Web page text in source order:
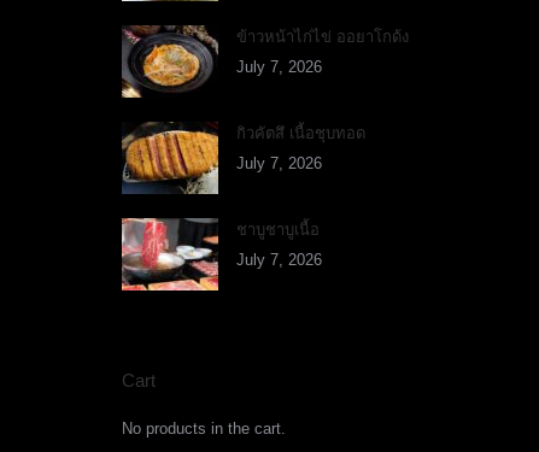
ข้าวหน้าไก่ไข่ ออยาโกด้ง
July 7, 2026
กิวคัตสึ เนื้อชุบทอด
July 7, 2026
ชาบูชาบูเนื้อ
July 7, 2026
Cart
No products in the cart.